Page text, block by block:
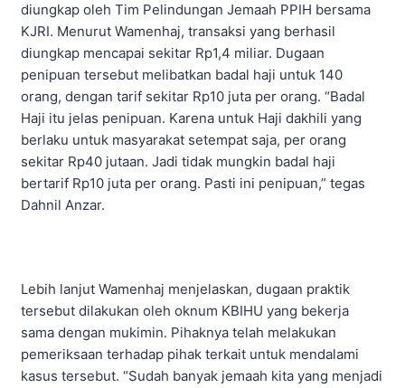
diungkap oleh Tim Pelindungan Jemaah PPIH bersama
KJRI. Menurut Wamenhaj, transaksi yang berhasil
diungkap mencapai sekitar Rp1,4 miliar. Dugaan
penipuan tersebut melibatkan badal haji untuk 140
orang, dengan tarif sekitar Rp10 juta per orang. “Badal
Haji itu jelas penipuan. Karena untuk Haji dakhili yang
berlaku untuk masyarakat setempat saja, per orang
sekitar Rp40 jutaan. Jadi tidak mungkin badal haji
bertarif Rp10 juta per orang. Pasti ini penipuan,” tegas
Dahnil Anzar.
Lebih lanjut Wamenhaj menjelaskan, dugaan praktik
tersebut dilakukan oleh oknum KBIHU yang bekerja
sama dengan mukimin. Pihaknya telah melakukan
pemeriksaan terhadap pihak terkait untuk mendalami
kasus tersebut. “Sudah banyak jemaah kita yang menjadi